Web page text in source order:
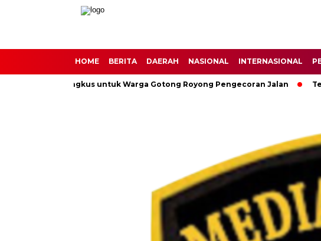
HOME BERITA DAERAH NASIONAL INTERNASIONAL
30 Nasi Bungkus untuk Warga Gotong Royong Pengecoran Jalan Terlilit